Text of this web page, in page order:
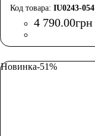
IU0243-054
4 790.00грн
Новинка-51%